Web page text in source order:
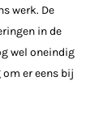
werk. De
in de
wel oneindig
er eens bij